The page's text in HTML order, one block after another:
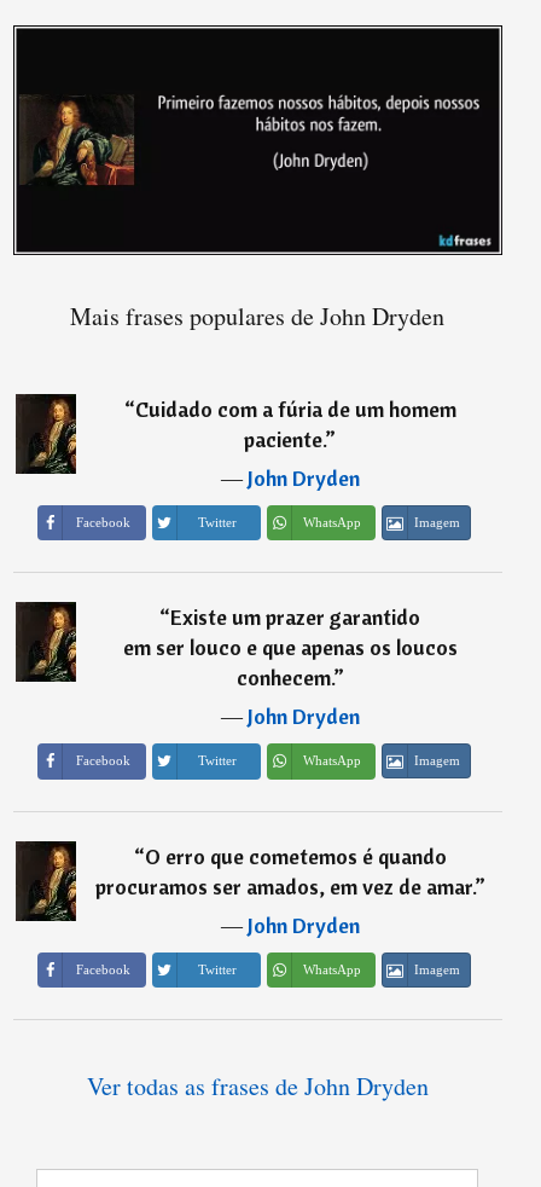
Mais frases populares de John Dryden
“Cuidado com a fúria de um homem
paciente.”
―John Dryden
Facebook Twitter WhatsApp Imagem
“Existe um prazer garantido
em ser louco e que apenas os loucos
conhecem.”
―John Dryden
Facebook Twitter WhatsApp Imagem
“O erro que cometemos é quando
procuramos ser amados, em vez de amar.”
―John Dryden
Facebook Twitter WhatsApp Imagem
Ver todas as frases de John Dryden